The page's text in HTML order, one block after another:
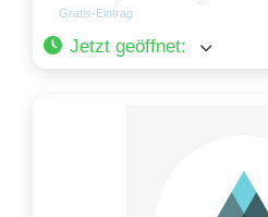
Gratis-Eintrag
Jetzt geöffnet: